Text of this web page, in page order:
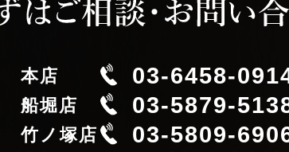
本店 03-6458-
船堀店 03-5879-
竹ノ塚店 03-5809-